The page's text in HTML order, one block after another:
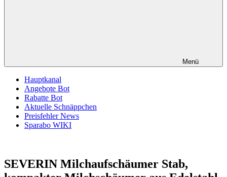
Menü
Hauptkanal
Angebote Bot
Rabatte Bot
Aktuelle Schnäppchen
Preisfehler News
Sparabo WIKI
SEVERIN Milchaufschäumer Stab,